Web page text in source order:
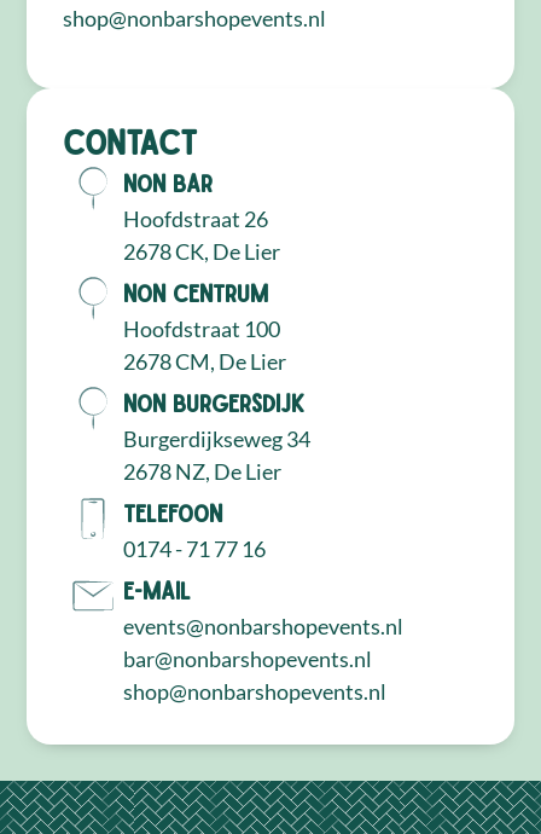
shop@nonbarshopevents.nl
Contact
NON Bar
Hoofdstraat 26
2678 CK, De Lier
NON Centrum
Hoofdstraat 100
2678 CM, De Lier
NON Burgersdijk
Burgerdijkseweg 34
2678 NZ, De Lier
Telefoon
0174 - 71 77 16
E-mail
events@nonbarshopevents.nl
bar@nonbarshopevents.nl
shop@nonbarshopevents.nl